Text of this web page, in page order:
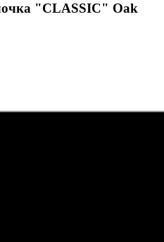
"CLASSIC" Oak